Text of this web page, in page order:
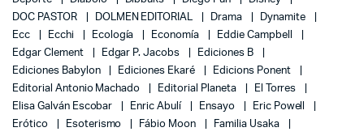
DOC PASTOR
DOLMEN EDITORIAL Drama
Dynamite
Ecc
Ecchi Ecología Economía
Eddie Campbell
Edgar Clement
Edgar P. Jacobs
Ediciones B
Ediciones Babylon
Ediciones Ekaré
Edicions Ponent
Editorial Antonio Machado
Editorial Planeta
El Torres
Elisa Galván Escobar
Enric Abulí Ensayo
Eric Powell
Erótico
Esoterismo Fábio Moon
Familia Usaka